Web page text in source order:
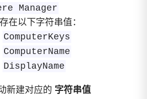
Manager
在以下字符串值：
ComputerKeys
ComputerName
DisplayName
新建对应的 字符串值